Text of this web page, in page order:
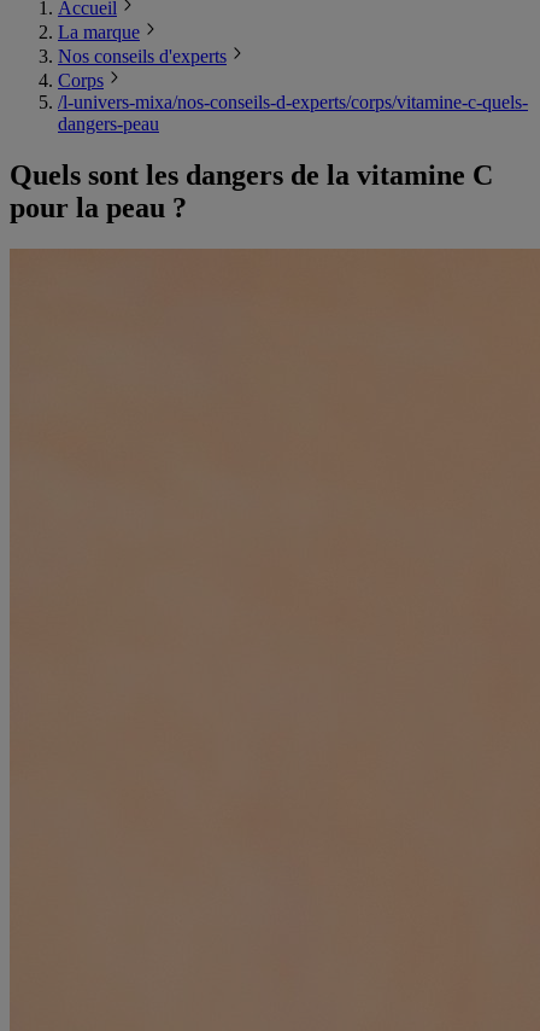
Accueil
La marque
Nos conseils d'experts
Corps
/l-univers-mixa/nos-conseils-d-experts/corps/vitamine-c-quels-
dangers-peau
Quels sont les dangers de la vitamine C
pour la peau ?